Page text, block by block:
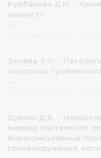
Курбанова Д.И. -
ларингит
Заоева З.О. -
сюрпризы
Дуйкин Д.В. -
маркер системного
Внеаурикулярные
головокружения,